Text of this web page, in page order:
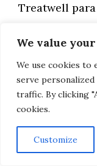
We value
We use cookies to
serve personalized
traffic. By clicking
cookies.
Customize
Treatwell
Directorios
La Costa del
específicos
dirigidas a la